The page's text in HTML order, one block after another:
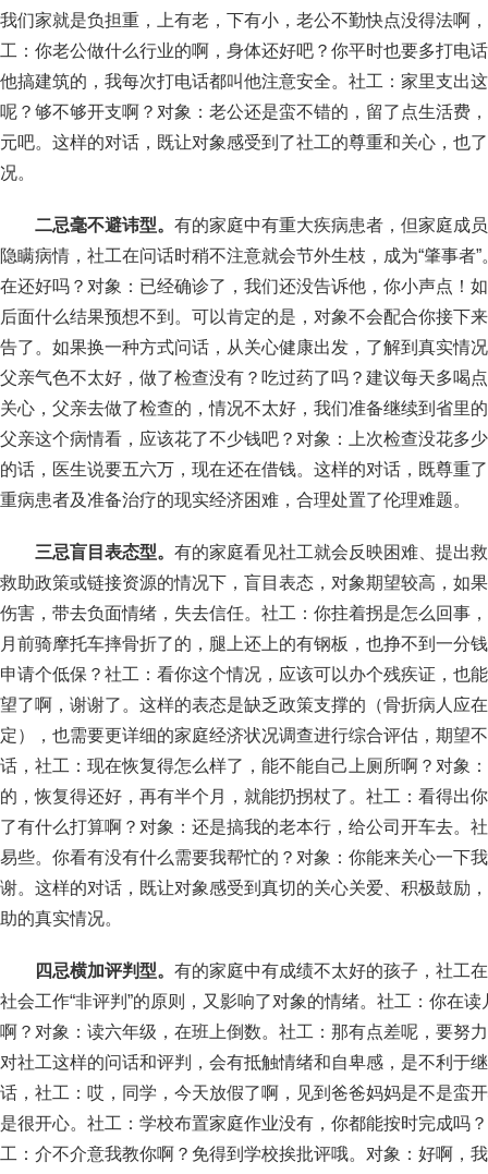
我们家就是负担重，上有老，下有小，老公不勤快点没得法啊
工：你老公做什么行业的啊，身体还好吧？你平时也要多打电
他搞建筑的，我每次打电话都叫他注意安全。社工：家里支出
呢？够不够开支啊？对象：老公还是蛮不错的，留了点生活费
元吧。这样的对话，既让对象感受到了社工的尊重和关心，也
况。
二忌毫不避讳型。 有的家庭中有重大疾病患者，但家庭成
隐瞒病情，社工在问话时稍不注意就会节外生枝，成为“肇事者
在还好吗？对象：已经确诊了，我们还没告诉他，你小声点！
后面什么结果预想不到。可以肯定的是，对象不会配合你接下
告了。如果换一种方式问话，从关心健康出发，了解到真实情
父亲气色不太好，做了检查没有？吃过药了吗？建议每天多喝
关心，父亲去做了检查的，情况不太好，我们准备继续到省里
父亲这个病情看，应该花了不少钱吧？对象：上次检查没花多
的话，医生说要五六万，现在还在借钱。这样的对话，既尊重
重病患者及准备治疗的现实经济困难，合理处置了伦理难题。
三忌盲目表态型。 有的家庭看见社工就会反映困难、提出
救助政策或链接资源的情况下，盲目表态，对象期望较高，如
伤害，带去负面情绪，失去信任。社工：你拄着拐是怎么回事
月前骑摩托车摔骨折了的，腿上还上的有钢板，也挣不到一分
申请个低保？社工：看你这个情况，应该可以办个残疾证，也
望了啊，谢谢了。这样的表态是缺乏政策支撑的（骨折病人应
定），也需要更详细的家庭经济状况调查进行综合评估，期望
话，社工：现在恢复得怎么样了，能不能自己上厕所啊？对象
的，恢复得还好，再有半个月，就能扔拐杖了。社工：看得出
了有什么打算啊？对象：还是搞我的老本行，给公司开车去。
易些。你看有没有什么需要我帮忙的？对象：你能来关心一下
谢。这样的对话，既让对象感受到真切的关心关爱、积极鼓励
助的真实情况。
四忌横加评判型。 有的家庭中有成绩不太好的孩子，社工
社会工作“非评判”的原则，又影响了对象的情绪。社工：你在
啊？对象：读六年级，在班上倒数。社工：那有点差呢，要努
对社工这样的问话和评判，会有抵触情绪和自卑感，是不利于
话，社工：哎，同学，今天放假了啊，见到爸爸妈妈是不是蛮
是很开心。社工：学校布置家庭作业没有，你都能按时完成吗
工：介不介意我教你啊？免得到学校挨批评哦。对象：好啊，